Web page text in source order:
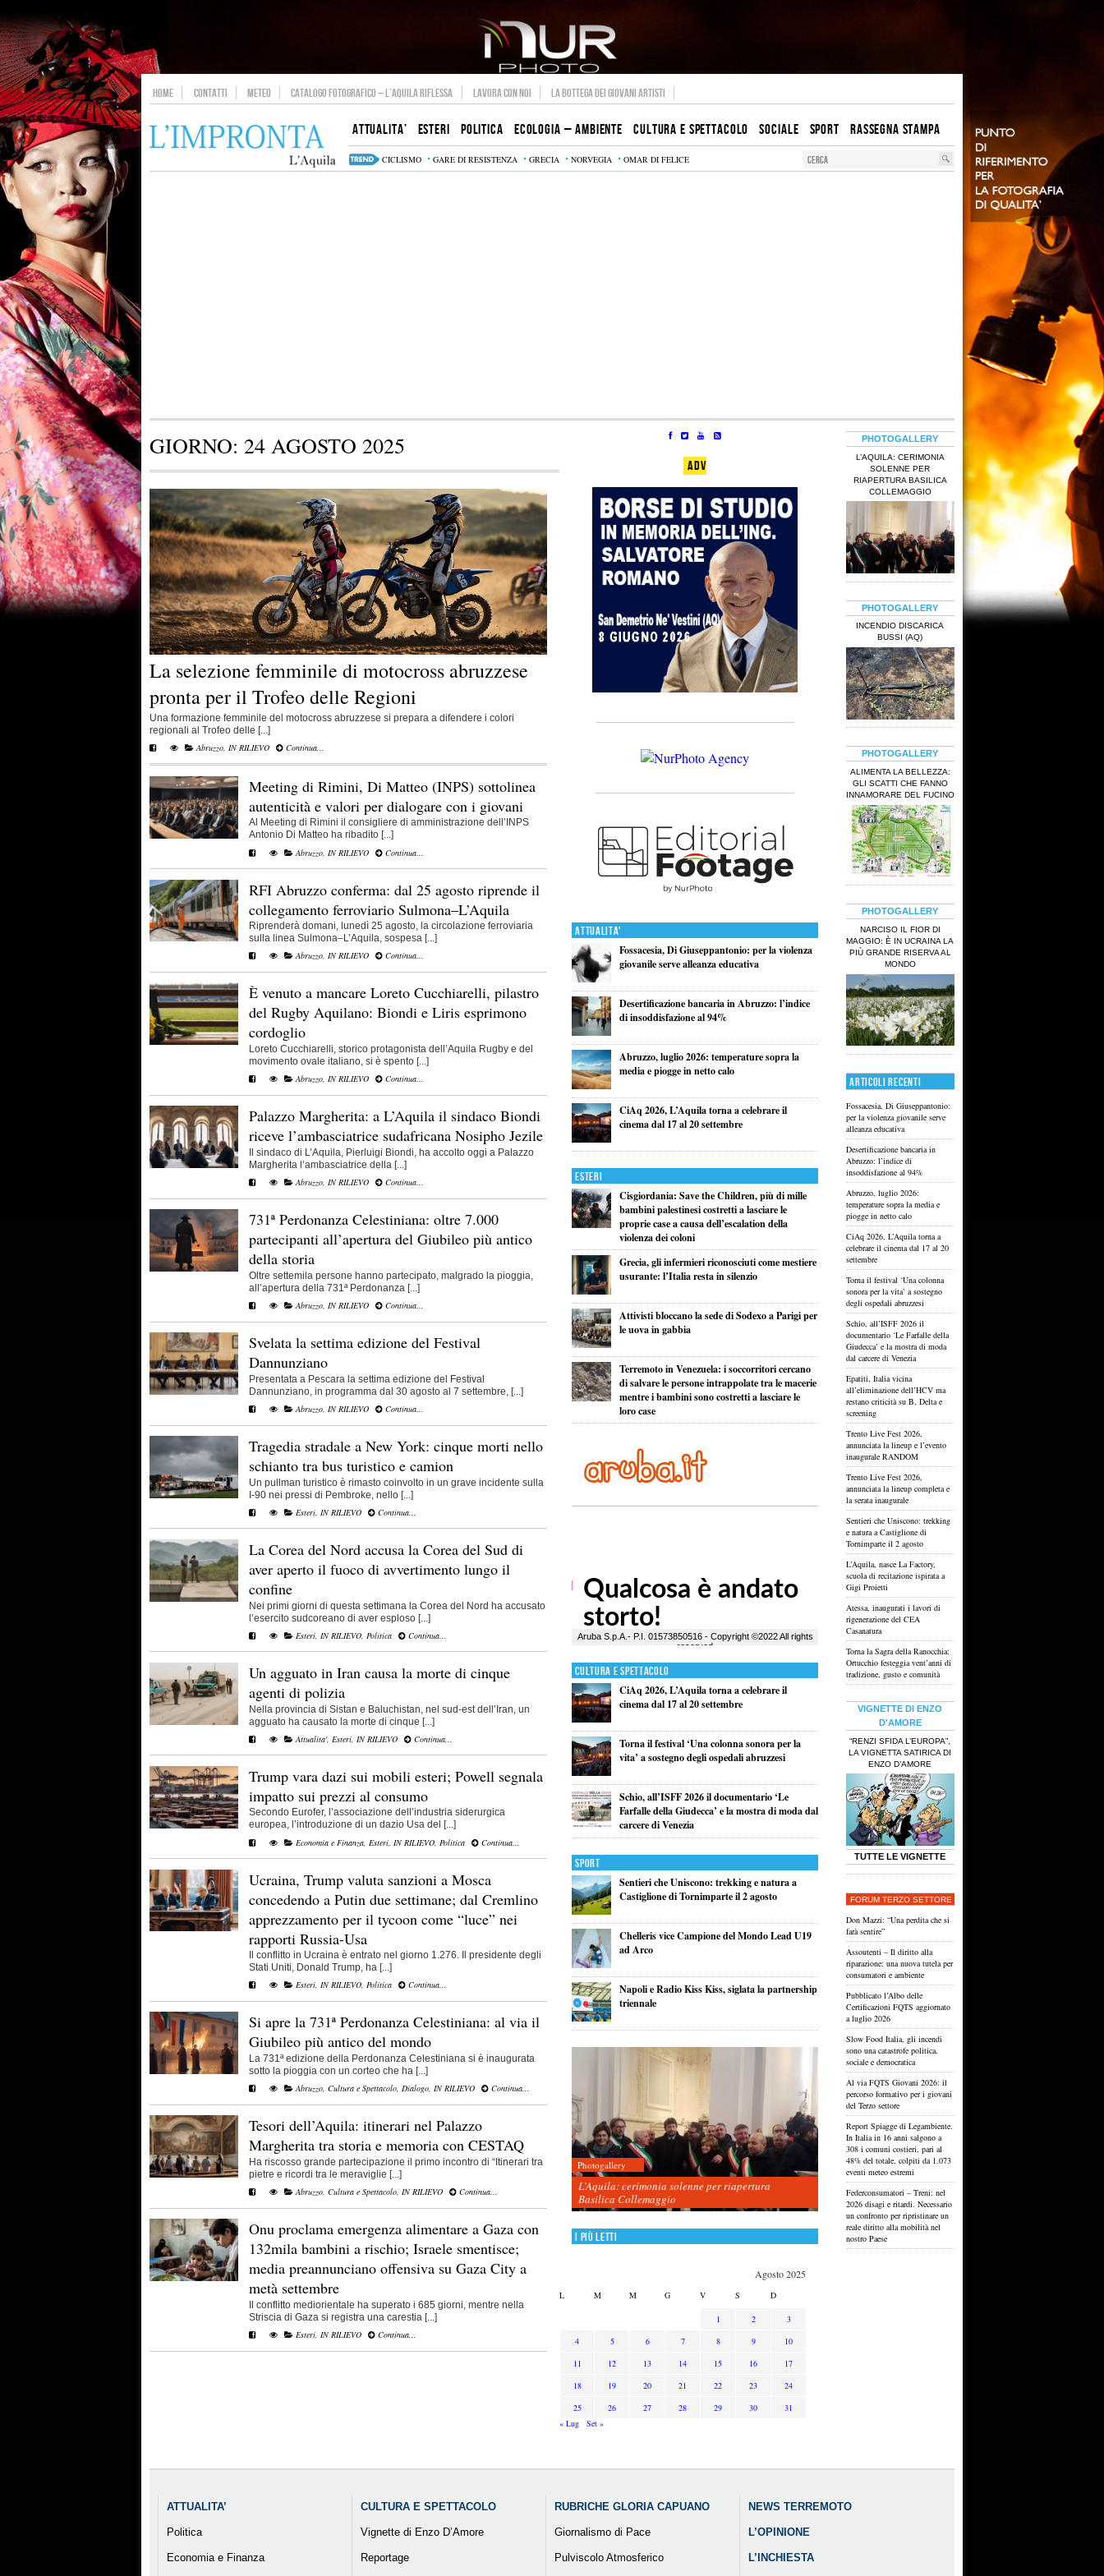
HOME CONTATTI METEO CATALOGO FOTOGRAFICO – L’AQUILA RIFLESSA LAVORA CON NOI LA BOTTEGA DEI GIOVANI ARTISTI
ATTUALITA’ ESTERI POLITICA ECOLOGIA – AMBIENTE CULTURA E SPETTACOLO SOCIALE SPORT RASSEGNA STAMPA
CICLISMO GARE DI RESISTENZA GRECIA NORVEGIA OMAR DI FELICE
GIORNO: 24 AGOSTO 2025
La selezione femminile di motocross abruzzese
pronta per il Trofeo delle Regioni
Una formazione femminile del motocross abruzzese si prepara a difendere i colori
regionali al Trofeo delle [...]
Abruzzo IN RILIEVO Continua...
Meeting di Rimini, Di Matteo (INPS) sottolinea
autenticità e valori per dialogare con i giovani
Al Meeting di Rimini il consigliere di amministrazione dell’INPS
Antonio Di Matteo ha ribadito [...]
Abruzzo IN RILIEVO Continua...
RFI Abruzzo conferma: dal 25 agosto riprende il
collegamento ferroviario Sulmona–L’Aquila
Riprenderà domani, lunedì 25 agosto, la circolazione ferroviaria
sulla linea Sulmona–L’Aquila, sospesa [...]
Abruzzo, IN RILIEVO Continua...
È venuto a mancare Loreto Cucchiarelli, pilastro
del Rugby Aquilano: Biondi e Liris esprimono
cordoglio
Loreto Cucchiarelli, storico protagonista dell’Aquila Rugby e del
movimento ovale italiano, si è spento [...]
Abruzzo, IN RILIEVO Continua...
Palazzo Margherita: a L’Aquila il sindaco Biondi
riceve l’ambasciatrice sudafricana Nosipho Jezile
Il sindaco di L’Aquila, Pierluigi Biondi, ha accolto oggi a Palazzo
Margherita l’ambasciatrice della [...]
Abruzzo, IN RILIEVO Continua...
731ª Perdonanza Celestiniana: oltre 7.000
partecipanti all’apertura del Giubileo più antico
della storia
Oltre settemila persone hanno partecipato, malgrado la pioggia,
all’apertura della 731ª Perdonanza [...]
Abruzzo, IN RILIEVO Continua...
Svelata la settima edizione del Festival
Dannunziano
Presentata a Pescara la settima edizione del Festival
Dannunziano, in programma dal 30 agosto al 7 settembre, [...]
Abruzzo, IN RILIEVO Continua...
Tragedia stradale a New York: cinque morti nello
schianto tra bus turistico e camion
Un pullman turistico è rimasto coinvolto in un grave incidente sulla
I-90 nei pressi di Pembroke, nello [...]
Esteri, IN RILIEVO Continua...
La Corea del Nord accusa la Corea del Sud di
aver aperto il fuoco di avvertimento lungo il
confine
Nei primi giorni di questa settimana la Corea del Nord ha accusato
l’esercito sudcoreano di aver esploso [...]
Esteri IN RILIEVO Politica Continua...
Un agguato in Iran causa la morte di cinque
agenti di polizia
Nella provincia di Sistan e Baluchistan, nel sud-est dell’Iran, un
agguato ha causato la morte di cinque [...]
Attualita', Esteri IN RILIEVO Continua...
Trump vara dazi sui mobili esteri; Powell segnala
impatto sui prezzi al consumo
Secondo Eurofer, l’associazione dell’industria siderurgica
europea, l’introduzione di un dazio Usa del [...]
Economia e Finanza Esteri IN RILIEVO Politica Continua...
Ucraina, Trump valuta sanzioni a Mosca
concedendo a Putin due settimane; dal Cremlino
apprezzamento per il tycoon come “luce” nei
rapporti Russia-Usa
Il conflitto in Ucraina è entrato nel giorno 1.276. Il presidente degli
Stati Uniti, Donald Trump, ha [...]
Esteri, IN RILIEVO, Politica Continua...
Si apre la 731ª Perdonanza Celestiniana: al via il
Giubileo più antico del mondo
La 731ª edizione della Perdonanza Celestiniana si è inaugurata
sotto la pioggia con un corteo che ha [...]
Abruzzo, Cultura e Spettacolo, Dialogo, IN RILIEVO Continua...
Tesori dell’Aquila: itinerari nel Palazzo
Margherita tra storia e memoria con CESTAQ
Ha riscosso grande partecipazione il primo incontro di “Itinerari tra
pietre e ricordi tra le meraviglie [...]
Abruzzo, Cultura e Spettacolo, IN RILIEVO Continua...
Onu proclama emergenza alimentare a Gaza con
132mila bambini a rischio; Israele smentisce;
media preannunciano offensiva su Gaza City a
metà settembre
Il conflitto mediorientale ha superato i 685 giorni, mentre nella
Striscia di Gaza si registra una carestia [...]
Esteri, IN RILIEVO Continua...
ADV
Attualita'
Fossacesia, Di Giuseppantonio: per la violenza
giovanile serve alleanza educativa
Desertificazione bancaria in Abruzzo: l’indice
di insoddisfazione al 94%
Abruzzo, luglio 2026: temperature sopra la
media e piogge in netto calo
CiAq 2026, L’Aquila torna a celebrare il
cinema dal 17 al 20 settembre
Esteri
Cisgiordania: Save the Children, più di mille
bambini palestinesi costretti a lasciare le
proprie case a causa dell’escalation della
violenza dei coloni
Grecia, gli infermieri riconosciuti come mestiere
usurante: l’Italia resta in silenzio
Attivisti bloccano la sede di Sodexo a Parigi per
le uova in gabbia
Terremoto in Venezuela: i soccorritori cercano
di salvare le persone intrappolate tra le macerie
mentre i bambini sono costretti a lasciare le
loro case
Cultura e Spettacolo
CiAq 2026, L’Aquila torna a celebrare il
cinema dal 17 al 20 settembre
Torna il festival ‘Una colonna sonora per la
vita’ a sostegno degli ospedali abruzzesi
Schio, all’ISFF 2026 il documentario ‘Le
Farfalle della Giudecca’ e la mostra di moda dal
carcere di Venezia
Sport
Sentieri che Uniscono: trekking e natura a
Castiglione di Tornimparte il 2 agosto
Chelleris vice Campione del Mondo Lead U19
ad Arco
Napoli e Radio Kiss Kiss, siglata la partnership
triennale
Photogallery
L’Aquila: cerimonia solenne per riapertura
Basilica Collemaggio
I più letti
Agosto 2025
L M M G V S D
1 2
3
4
5 6 7 8 9
10
11
12 13 14 15 16
17
18
19 20 21 22 23
24
25
26 27 28 29 30
31
« Lug
Set »
PHOTOGALLERY
L’AQUILA: CERIMONIA
SOLENNE PER
RIAPERTURA BASILICA
COLLEMAGGIO
PHOTOGALLERY
INCENDIO DISCARICA
BUSSI (AQ)
PHOTOGALLERY
ALIMENTA LA BELLEZZA:
GLI SCATTI CHE FANNO
INNAMORARE DEL FUCINO
PHOTOGALLERY
NARCISO IL FIOR DI
MAGGIO: È IN UCRAINA LA
PIÙ GRANDE RISERVA AL
MONDO
ARTICOLI RECENTI
Fossacesia, Di Giuseppantonio:
per la violenza giovanile serve
alleanza educativa
Desertificazione bancaria in
Abruzzo: l’indice di
insoddisfazione al 94%
Abruzzo, luglio 2026:
temperature sopra la media e
piogge in netto calo
CiAq 2026, L’Aquila torna a
celebrare il cinema dal 17 al 20
settembre
Torna il festival ‘Una colonna
sonora per la vita’ a sostegno
degli ospedali abruzzesi
Schio, all’ISFF 2026 il
documentario ‘Le Farfalle della
Giudecca’ e la mostra di moda
dal carcere di Venezia
Epatiti, Italia vicina
all’eliminazione dell’HCV ma
restano criticità su B, Delta e
screening
Trento Live Fest 2026,
annunciata la lineup e l’evento
inaugurale RANDOM
Trento Live Fest 2026,
annunciata la lineup completa e
la serata inaugurale
Sentieri che Uniscono: trekking
e natura a Castiglione di
Tornimparte il 2 agosto
L’Aquila, nasce La Factory,
scuola di recitazione ispirata a
Gigi Proietti
Atessa, inaugurati i lavori di
rigenerazione del CEA
Casanatura
Torna la Sagra della Ranocchia:
Ortucchio festeggia vent’anni di
tradizione, gusto e comunità
VIGNETTE DI ENZO
D'AMORE
“RENZI SFIDA L’EUROPA”,
LA VIGNETTA SATIRICA DI
ENZO D’AMORE
TUTTE LE VIGNETTE
FORUM TERZO SETTORE
Don Mazzi: “Una perdita che si
farà sentire”
Assoutenti – Il diritto alla
riparazione: una nuova tutela per
consumatori e ambiente
Pubblicato l’Albo delle
Certificazioni FQTS aggiornato
a luglio 2026
Slow Food Italia, gli incendi
sono una catastrofe politica,
sociale e democratica
Al via FQTS Giovani 2026: il
percorso formativo per i giovani
del Terzo settore
Report Spiagge di Legambiente.
In Italia in 16 anni salgono a
308 i comuni costieri, pari al
48% del totale, colpiti da 1.073
eventi meteo estremi
Federconsumatori – Treni: nel
2026 disagi e ritardi. Necessario
un confronto per ripristinare un
reale diritto alla mobilità nel
nostro Paese
ATTUALITA’
Politica
Economia e Finanza
CULTURA E SPETTACOLO
Vignette di Enzo D’Amore
Reportage
RUBRICHE GLORIA CAPUANO
Giornalismo di Pace
Pulviscolo Atmosferico
NEWS TERREMOTO
L’OPINIONE
L’INCHIESTA